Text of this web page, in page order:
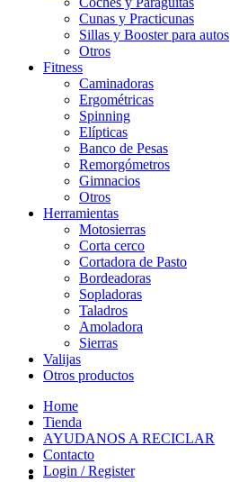
Cunas y Practicunas
Sillas y Booster para autos
Otros
Fitness
Caminadoras
Ergométricas
Spinning
Elípticas
Banco de Pesas
Remorgómetros
Gimnacios
Otros
Herramientas
Motosierras
Corta cerco
Cortadora de Pasto
Bordeadoras
Sopladoras
Taladros
Amoladora
Sierras
Valijas
Otros productos
Home
Tienda
AYUDANOS A RECICLAR
Contacto
Login / Register